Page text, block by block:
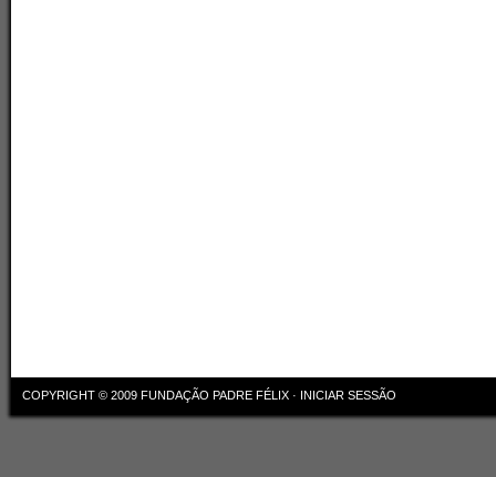
COPYRIGHT © 2009 FUNDAÇÃO PADRE FÉLIX · INICIAR SESSÃO